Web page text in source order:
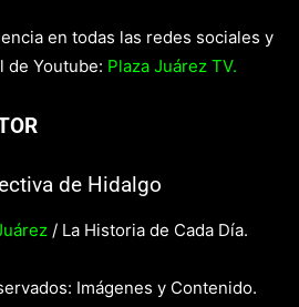
en todas las redes sociales y
de Youtube: Plaza Juárez TV.
de Hidalgo
/ La Historia de Cada Día.
Imágenes y Contenido.